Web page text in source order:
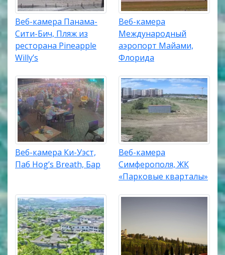
Веб-камера Панама-
Сити-Бич, Пляж из
ресторана Pineapple
Willy’s
Веб-камера
Международный
аэропорт Майами,
Флорида
Веб-камера Ки-Уэст,
Паб Hog’s Breath, Бар
Веб-камера
Симферополя, ЖК
«Парковые кварталы»